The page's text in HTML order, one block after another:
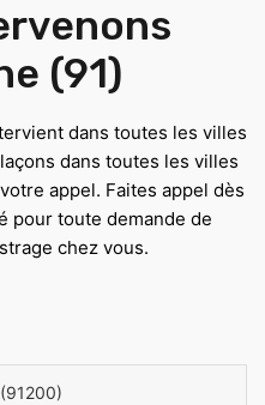
(91)
dans toutes les villes
dans toutes les villes
appel. Faites appel dès
pour toute demande de
chez vous.